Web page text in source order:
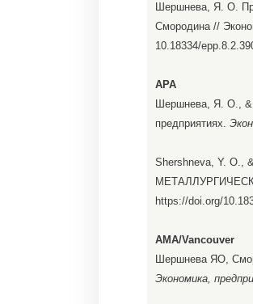
Шершнева, Я. О.
Смородина //
10.18334/
APA
Шершнева, Я. О., &
предприятиях.
Shershneva, Y.
https://doi.org/
AMA/Vancouver
Шершнева ЯО,
Экономика,